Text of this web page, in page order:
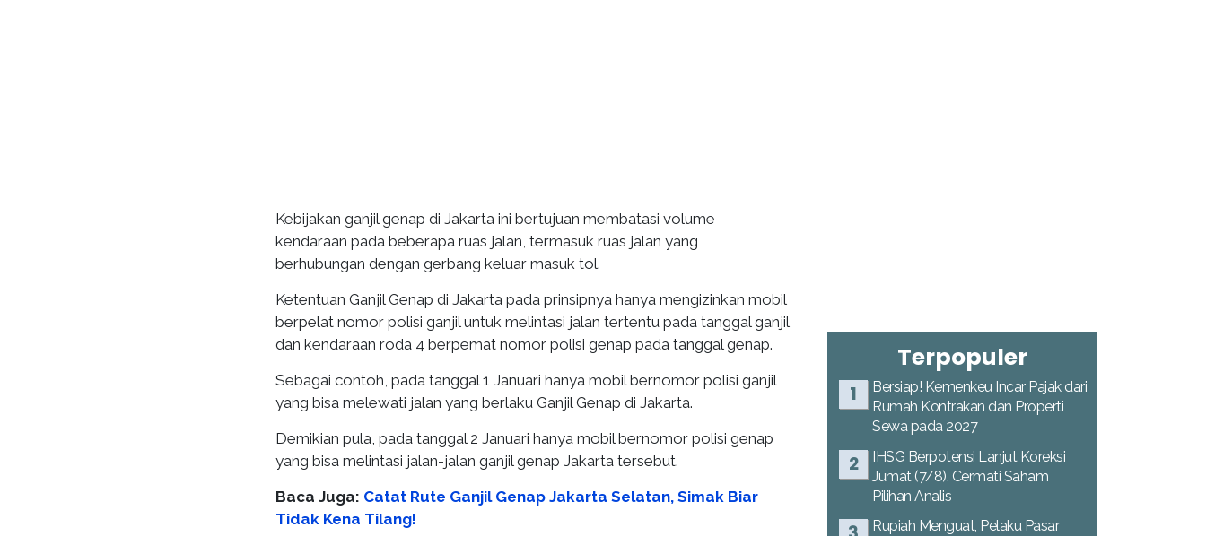
Kebijakan ganjil genap di Jakarta ini bertujuan membatasi volume
kendaraan pada beberapa ruas jalan, termasuk ruas jalan yang
berhubungan dengan gerbang keluar masuk tol.
Ketentuan Ganjil Genap di Jakarta pada prinsipnya hanya mengizinkan mobil
berpelat nomor polisi ganjil untuk melintasi jalan tertentu pada tanggal ganjil
dan kendaraan roda 4 berpemat nomor polisi genap pada tanggal genap.
Sebagai contoh, pada tanggal 1 Januari hanya mobil bernomor polisi ganjil
yang bisa melewati jalan yang berlaku Ganjil Genap di Jakarta.
Demikian pula, pada tanggal 2 Januari hanya mobil bernomor polisi genap
yang bisa melintasi jalan-jalan ganjil genap Jakarta tersebut.
Baca Juga: Catat Rute Ganjil Genap Jakarta Selatan, Simak Biar
Tidak Kena Tilang!
Terpopuler
Bersiap! Kemenkeu Incar Pajak dari
Rumah Kontrakan dan Properti
Sewa pada 2027
IHSG Berpotensi Lanjut Koreksi
Jumat (7/8), Cermati Saham
Pilihan Analis
Rupiah Menguat, Pelaku Pasar